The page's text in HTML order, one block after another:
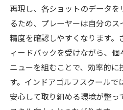
再現し、各ショットのデータ
るため、プレーヤーは自分の
精度を確認しやすくなります。
ィードバックを受けながら、
ニューを組むことで、効率的
す。インドアゴルフスクールで
安心して取り組める環境が整っ